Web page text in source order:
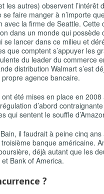
les autres) observent l’intérêt
faire manger à n’importe
avec la firme de Seattle.
dans un monde qui
se lancer dans ce milieu et
que comptent s’appuyer les
du leader du commerce
distribution Walmart s’est
agence bancaire.
été mises en place en
d’abord
qui sentent le souffle
il faudrait à peine cinq ans
banque américaine.
déjà autant que les
Bank of America.
?